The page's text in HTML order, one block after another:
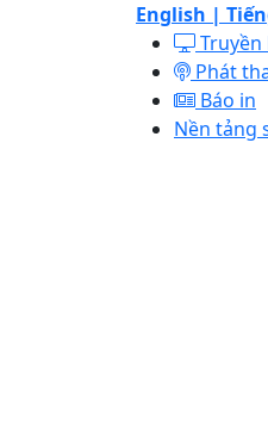
English |
Truyền
Phát
Báo in
Nền tảng